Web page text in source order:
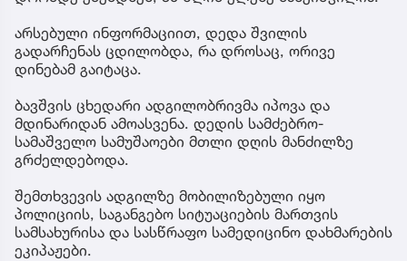
არსებული ინფორმაციით, დედა შვილის
გადარჩენას ცდილობდა, რა დროსაც, ორივე
დინებამ გაიტაცა.
ბავშვის ცხედარი ადგილობრივმა იპოვა და
მდინარიდან ამოასვენა. დედის სამძებრო-
სამაშველო სამუშაოები მთლი დღის მანძილზე
გრძელდებოდა.
შემთხვევის ადგილზე მობილიზებული იყო
პოლიციის, საგანგებო სიტუაციების მართვის
სამსახურისა და სასწრაფო სამედიცინო დახმარების
ეკიპაჟები.